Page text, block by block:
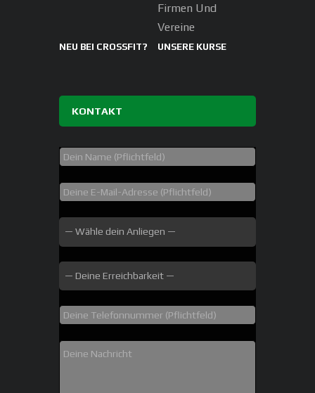
Firmen Und
Vereine
NEU BEI CROSSFIT? UNSERE KURSE
KONTAKT